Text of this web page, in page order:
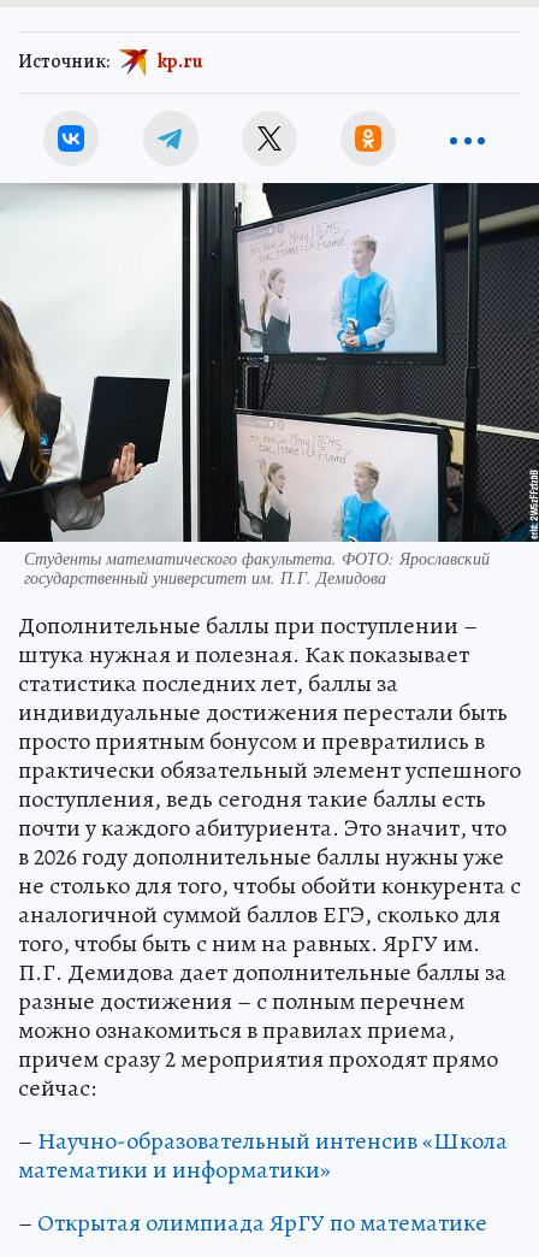
Источник: kp.ru
Студенты математического факультета. ФОТО: Ярославский
государственный университет им. П.Г. Демидова
Дополнительные баллы при поступлении –
штука нужная и полезная. Как показывает
статистика последних лет, баллы за
индивидуальные достижения перестали быть
просто приятным бонусом и превратились в
практически обязательный элемент успешного
поступления, ведь сегодня такие баллы есть
почти у каждого абитуриента. Это значит, что
в 2026 году дополнительные баллы нужны уже
не столько для того, чтобы обойти конкурента с
аналогичной суммой баллов ЕГЭ, сколько для
того, чтобы быть с ним на равных. ЯрГУ им.
П.Г. Демидова дает дополнительные баллы за
разные достижения – с полным перечнем
можно ознакомиться в правилах приема,
причем сразу 2 мероприятия проходят прямо
сейчас:
– Научно-образовательный интенсив «Школа
математики и информатики»
– Открытая олимпиада ЯрГУ по математике